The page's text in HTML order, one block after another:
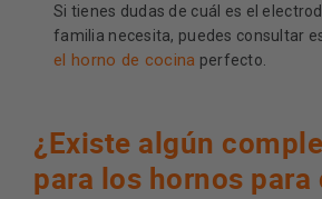
Si tienes dudas de cuál es el
familia necesita, puedes consultar
el horno de cocina perfecto.
¿Existe algún
para los hornos para